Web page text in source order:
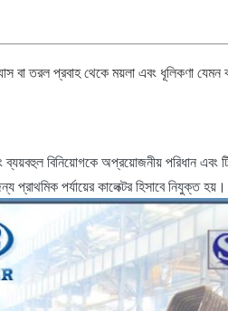
বা তরল প্রবাহ থেকে ময়লা এবং ধূলিকণা যেমন
বিনিয়োগকে অপ্রয়োজনীয় পরিধান এবং
প্রাথমিক পর্যায়ের কালেক্টর হিসাবে নিযুক্ত হয়।